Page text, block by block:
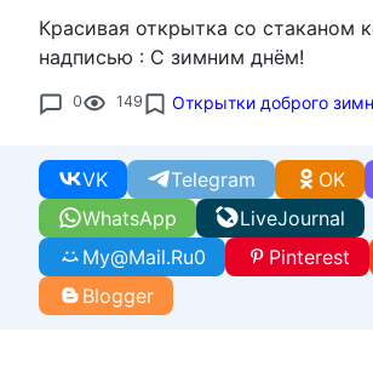
Красивая открытка со стаканом
надписью : С зимним днём!
0 149 Открытки доброго
WhatsApp
VK Telegram
OK
LiveJournal
My@Mail.Ru0 Pinterest
Blogger